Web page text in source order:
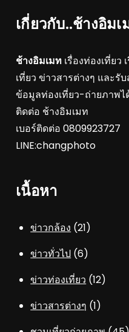
เกี่ยวกับ..ช้างอิมเ
ช้างอิมเมท เรื่องท่องเที่ยว
เที่ยว ข่าวสารต่างๆ และ
ข้อมูลท่องเที่ยว-ถ่ายภาพไ
ติดต่อ ช้างอิมเมท
เบอร์ติดต่อ 0809923727
LINE:changphoto
เนื้อหา
ข่าวกล้อง (21)
ข่าวทั่วไป (6)
ข่าวท่องเที่ยว (12)
ข่าวสารต่างๆ (1)